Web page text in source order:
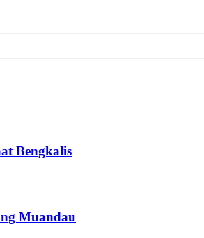
Bengkalis
Muandau